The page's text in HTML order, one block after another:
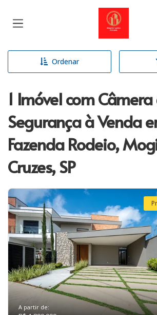
Página inicial
Ordenar
1 Imóvel com
Segurança à Venda
Fazenda Rodeio,
Cruzes, SP
A partir de: